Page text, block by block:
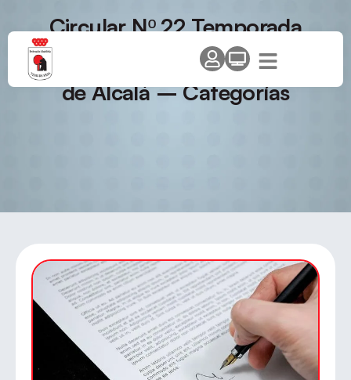
Circular Nº 22 Temporada
2013/14 – VIII Open «Circuito
Comunidad» – Open Ciudad
de Alcalá – Categorías